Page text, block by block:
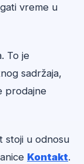
vreme u
To je
sadržaja,
prodajne
stoji u odnosu
Kontakt.